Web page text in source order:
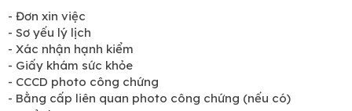
- Đơn xin việc
- Sơ yếu lý lịch
- Xác nhận hạnh kiểm
- Giấy khám sức khỏe
- CCCD photo công chứng
- Bằng cấp liên quan photo công chứng (nếu có)